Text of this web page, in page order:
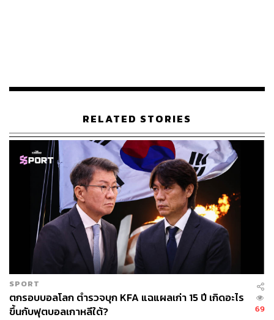
ระหว่างการให้สัมภาษณ์กับทางสถานีโทรทัศน์ BBC ของ
อังกฤษว่า วิกฤตด้านอาหารที่เกิดจากสงครามยูเครนอาจคง
อยู่เป็นเวลาหลายปี ซึ่งประเทศในแอฟริกาอาจได้รับผลกระ
ทบอย่างหนัก โดยเฉพาะการขาดแคลนข้าวสาลีและปุ๋ย
รายงานระบุว่า ขณะนี้มีข้าวสาลีและธัญพืชหลายล้านตันถูก
ทิ้งไว้ที่โกดังและท่าเรือของยูเครน เนื่องจากสงครามทำให้ไม่
สามารถส่งออกได้ ซึ่ง Ngozi กล่าวว่า เป็นเรื่องน่าเศร้าที่
ราคาธัญพืชพุ่งสูงขึ้นทั้งๆ ที่มีผลผลิตล้นเหลือ
ทั้งนี้ ยูเครนถือเป็นประเทศผู้ส่งออกข้าวสาลีรายใหญ่ของโลก
โดยมีสัดส่วนคิดเป็น 9% ของตลาดโลก นอกจากนี้ยูเครนยัง
ส่งออกน้ำมันดอกทานตะวันถึง 42% และส่งออกข้าวโพดอีก
16% ของยอดส่งออกข้าวโพดทั่วโลก
RELATED STORIES
SPORT
ตกรอบบอลโลก ตำรวจบุก KFA แฉแผลเก่า 15 ปี เกิดอะไร
ขึ้นกับฟุตบอลเกาหลีใต้?
69